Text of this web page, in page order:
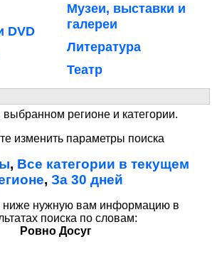
DVD
Музеи, выставки и
галереи
Литература
Театр
выбранном регионе и категории.
изменить параметры поиска
, Все категории в текущем
, За 30 дней
ниже нужную вам информацию в
поиска по словам:
Ровно Досуг